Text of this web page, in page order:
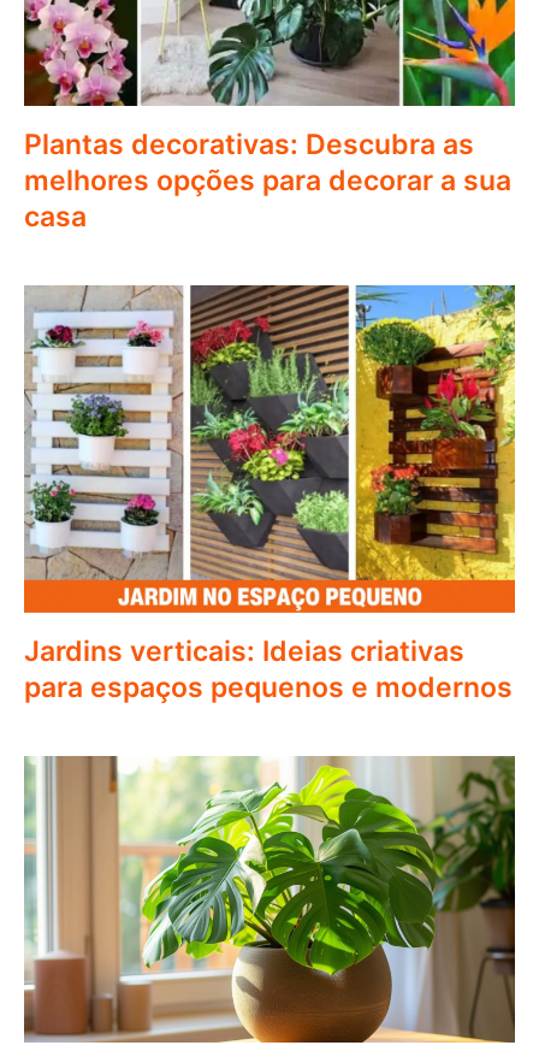
Plantas decorativas: Descubra as
melhores opções para decorar a sua
casa
Jardins verticais: Ideias criativas
para espaços pequenos e modernos